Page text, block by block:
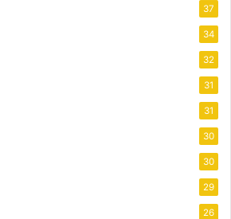
37
34
32
31
31
30
30
29
26